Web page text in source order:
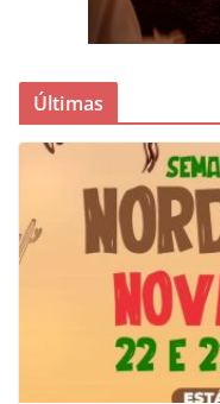
Últimas